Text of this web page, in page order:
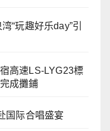
“玩趣好乐day”引
高速LS-LYG23標
成攤鋪
国际合唱盛宴